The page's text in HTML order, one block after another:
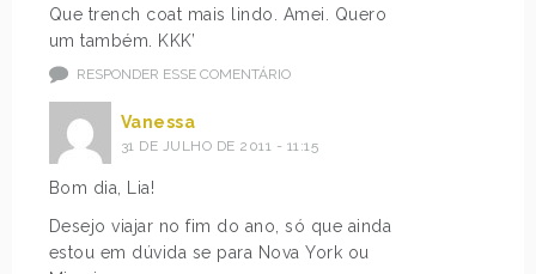
Que trench coat mais lindo. Amei. Quero
um também. KKK’
RESPONDER ESSE COMENTÁRIO
Vanessa
31 DE JULHO DE 2011 - 11:15
Bom dia, Lia!
Desejo viajar no fim do ano, só que ainda
estou em dúvida se para Nova York ou